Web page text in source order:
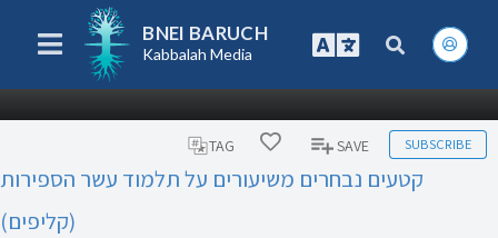
BNEI BARUCH
Kabbalah Media
TAG SAVE SUBSCRIBE
קטעים נבחרים משיעורים על תלמוד עשר הספירות
(קליפים)